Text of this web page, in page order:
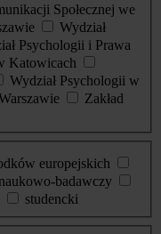
Społecznej we
Wydział
Psychologii i Prawa
Katowicach
Wydział Psychologii w
Zakład
europejskich
naukowo-badawczy
studencki